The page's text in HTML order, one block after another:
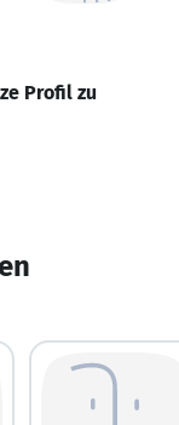
Profil zu